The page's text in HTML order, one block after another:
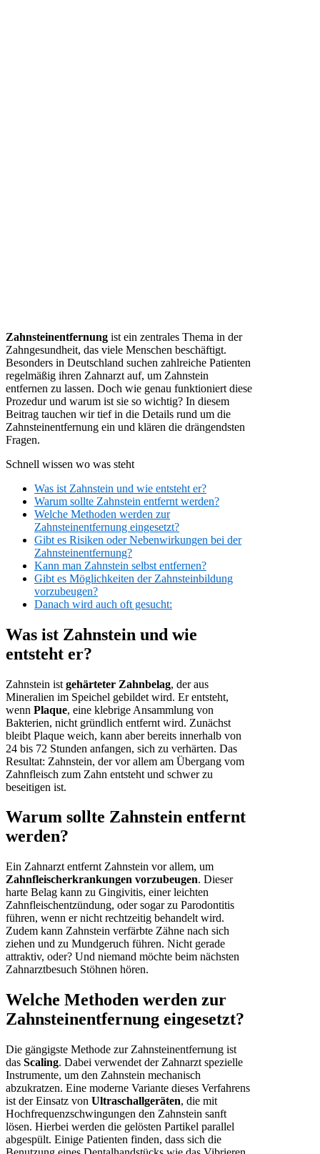
Zahnsteinentfernung ist ein zentrales Thema in der
Zahngesundheit, das viele Menschen beschäftigt.
Besonders in Deutschland suchen zahlreiche Patienten
regelmäßig ihren Zahnarzt auf, um Zahnstein
entfernen zu lassen. Doch wie genau funktioniert diese
Prozedur und warum ist sie so wichtig? In diesem
Beitrag tauchen wir tief in die Details rund um die
Zahnsteinentfernung ein und klären die drängendsten
Fragen.
Schnell wissen wo was steht
Was ist Zahnstein und wie entsteht er?
Warum sollte Zahnstein entfernt werden?
Welche Methoden werden zur
Zahnsteinentfernung eingesetzt?
Gibt es Risiken oder Nebenwirkungen bei der
Zahnsteinentfernung?
Kann man Zahnstein selbst entfernen?
Gibt es Möglichkeiten der Zahnsteinbildung
vorzubeugen?
Danach wird auch oft gesucht:
Was ist Zahnstein und wie
entsteht er?
Zahnstein ist gehärteter Zahnbelag, der aus
Mineralien im Speichel gebildet wird. Er entsteht,
wenn Plaque, eine klebrige Ansammlung von
Bakterien, nicht gründlich entfernt wird. Zunächst
bleibt Plaque weich, kann aber bereits innerhalb von
24 bis 72 Stunden anfangen, sich zu verhärten. Das
Resultat: Zahnstein, der vor allem am Übergang vom
Zahnfleisch zum Zahn entsteht und schwer zu
beseitigen ist.
Warum sollte Zahnstein entfernt
werden?
Ein Zahnarzt entfernt Zahnstein vor allem, um
Zahnfleischerkrankungen vorzubeugen. Dieser
harte Belag kann zu Gingivitis, einer leichten
Zahnfleischentzündung, oder sogar zu Parodontitis
führen, wenn er nicht rechtzeitig behandelt wird.
Zudem kann Zahnstein verfärbte Zähne nach sich
ziehen und zu Mundgeruch führen. Nicht gerade
attraktiv, oder? Und niemand möchte beim nächsten
Zahnarztbesuch Stöhnen hören.
Welche Methoden werden zur
Zahnsteinentfernung eingesetzt?
Die gängigste Methode zur Zahnsteinentfernung ist
das Scaling. Dabei verwendet der Zahnarzt spezielle
Instrumente, um den Zahnstein mechanisch
abzukratzen. Eine moderne Variante dieses Verfahrens
ist der Einsatz von Ultraschallgeräten, die mit
Hochfrequenzschwingungen den Zahnstein sanft
lösen. Hierbei werden die gelösten Partikel parallel
abgespült. Einige Patienten finden, dass sich die